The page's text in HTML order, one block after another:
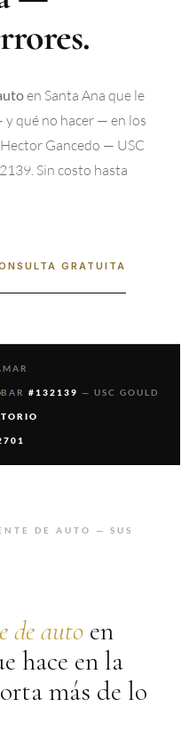
en Santa Ana que le
qué no hacer — en los
Gancedo — USC
Sin costo hasta
GRATUITA
BAR #132139 — USC GOULD
DE AUTO — SUS
de auto en
hace en la
más de lo